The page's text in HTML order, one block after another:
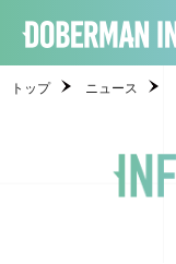
トップ ニュース